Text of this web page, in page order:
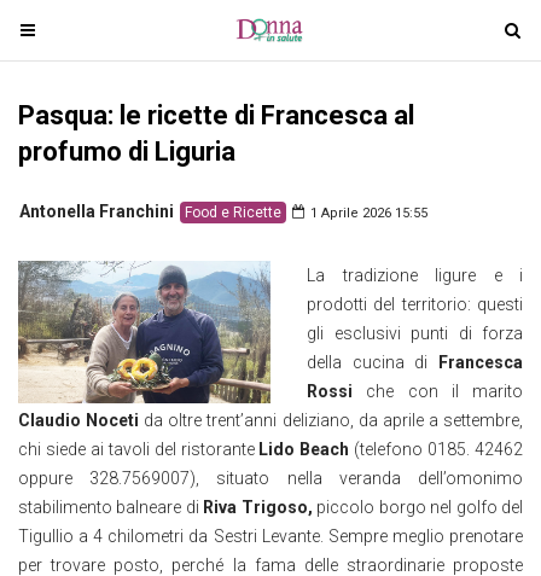
T
o
g
l
n
v
i
g
a
t
i
T
o
Pasqua: le ricette di Francesca al
profumo di Liguria
Antonella Franchini Food e Ricette 1 Aprile 2026 15:55
La tradizione ligure e i
prodotti del territorio: questi
gli esclusivi punti di forza
della cucina di
Francesca
Rossi che con il marito
Claudio Noceti da oltre trent’anni deliziano, da aprile a settembre,
chi siede ai tavoli del ristoranteLido Beach (telefono 0185. 42462
oppure 328.7569007), situato nella veranda dell’omonimo
stabilimento balneare di Riva Trigoso, piccolo borgo nel golfo del
Tigullio a 4 chilometri da Sestri Levante. Sempre meglio prenotare
per trovare posto, perché la fama delle straordinarie proposte